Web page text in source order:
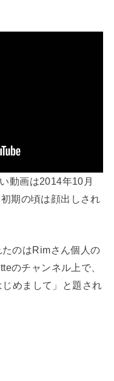
動画は2014年10月
期の頃は顔出しされ
のはRimさん個人の
のチャンネル上で、
めまして」と題され